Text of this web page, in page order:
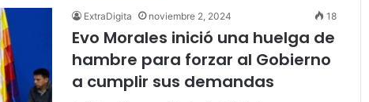
ExtraDigita noviembre 2, 2024 18
Evo Morales inició una huelga de
hambre para forzar al Gobierno
a cumplir sus demandas